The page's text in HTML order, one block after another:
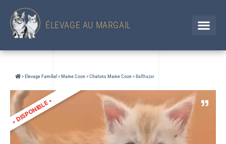
ÉLEVAGE AU MARGAIL
» Elevage Familial » Maine Coon»Chatons Maine Coon» Balthazar
•DISPONIBLE•